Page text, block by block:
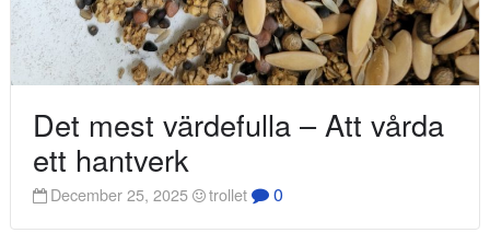
Det mest värdefulla – Att vårda
ett hantverk
December 25, 2025 trollet 0